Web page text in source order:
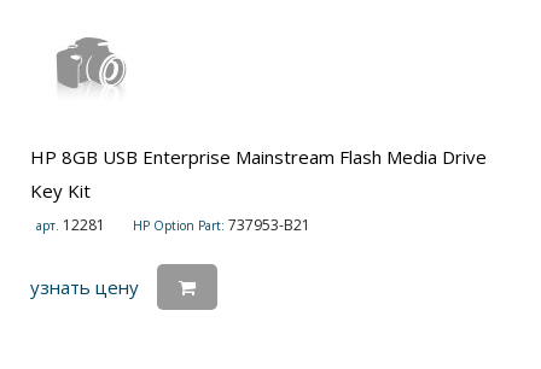
HP 8GB USB Enterprise Mainstream Flash Media Drive
Key Kit
арт. 12281 HP Option Part: 737953-B21
узнать цену